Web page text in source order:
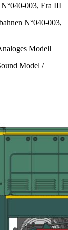
003, Era III
N°040-003,
Modell
Model /